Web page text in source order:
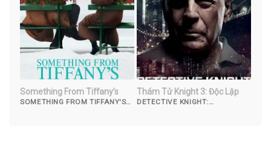
Something From Tiffany’s
SOMETHING FROM TIFFANY'S
Thám Tử Knight 3: Độc Lập
DETECTIVE KNIGHT: